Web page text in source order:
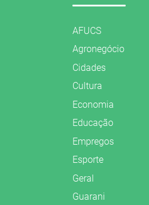
AFUCS
Agronegócio
Cidades
Cultura
Economia
Educação
Empregos
Esporte
Geral
Guarani